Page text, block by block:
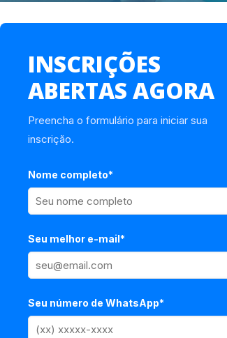
INSCRIÇÕES
ABERTAS AGORA
Preencha o formulário para iniciar sua
inscrição.
Nome completo*
Seu melhor e-mail*
Seu número de WhatsApp*